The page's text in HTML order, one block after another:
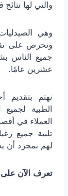
والتي لها نتائج
وهي
وتحرص على
جميع الناس
عشرين عامًا.
نهتم بتقديم
الطبية
العملاء في
تلبية جميع
لهم بمجرد أن
تعرف الآن